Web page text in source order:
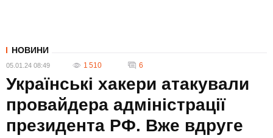
НОВИНИ
05.01.24 08:49 1 510 6
Українські хакери атакували
провайдера адміністрації
президента РФ. Вже вдруге